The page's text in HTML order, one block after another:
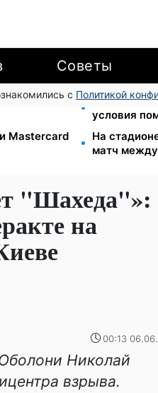
Советы
с Политикой
Работаете
условия
Mastercard
На
матч
"Шахеда"»:
на
00:13
Николай
взрыва.